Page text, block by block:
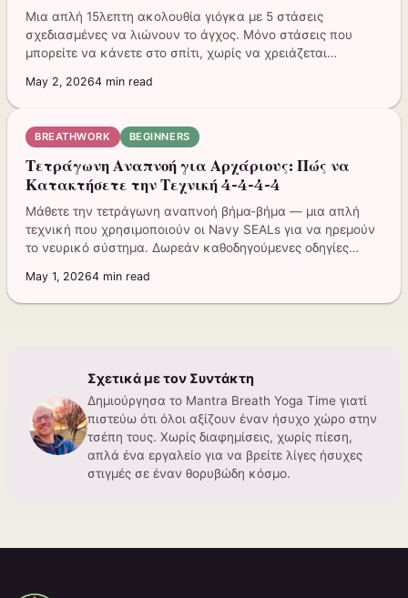
Μια απλή 15λεπτη ακολουθία γιόγκα με 5 στάσεις
σχεδιασμένες να λιώνουν το άγχος. Μόνο στάσεις που
μπορείτε να κάνετε στο σπίτι, χωρίς να χρειάζεται
May 2, 20264 min read
BREATHWORK BEGINNERS
Τετράγωνη Αναπνοή για Αρχάριους: Πώς να
Κατακτήσετε την Τεχνική 4-4-4-4
Μάθετε την τετράγωνη αναπνοή βήμα-βήμα — μια απλή
τεχνική που χρησιμοποιούν οι Navy SEALs για να ηρεμούν
το νευρικό σύστημα. Δωρεάν καθοδηγούμενες οδηγίες
May 1, 20264 min read
Σχετικά με τον Συντάκτη
Δημιούργησα το Mantra Breath Yoga Time γιατί
πιστεύω ότι όλοι αξίζουν έναν ήσυχο χώρο στην
τσέπη τους. Χωρίς διαφημίσεις, χωρίς πίεση,
απλά ένα εργαλείο για να βρείτε λίγες ήσυχες
στιγμές σε έναν θορυβώδη κόσμο.